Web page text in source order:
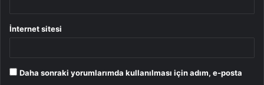
İnternet sitesi
Daha sonraki yorumlarımda kullanılması için adım, e-posta